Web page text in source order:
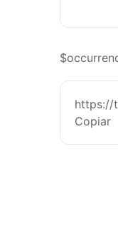
https://
Copiar